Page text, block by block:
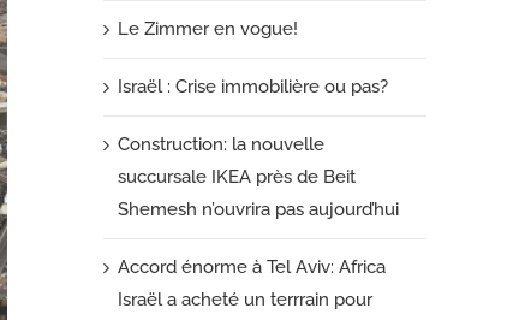
Le Zimmer en vogue!
Israël : Crise immobilière ou pas?
Construction: la nouvelle
succursale IKEA près de Beit
Shemesh n’ouvrira pas aujourd’hui
Accord énorme à Tel Aviv: Africa
Israël a acheté un terrrain pour